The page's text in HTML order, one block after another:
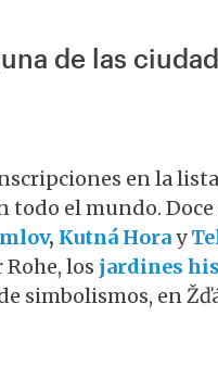
de las
en la
todo el mundo.
, Kutná Horay
los jardines
simbolismos, en